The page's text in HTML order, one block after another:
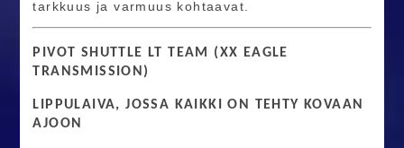
tarkkuus ja varmuus kohtaavat.
PIVOT SHUTTLE LT TEAM (XX EAGLE
TRANSMISSION)
LIPPULAIVA, JOSSA KAIKKI ON TEHTY KOVAAN
AJOON